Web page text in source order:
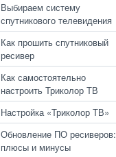
Выбираем систему
спутникового телевидения
Как прошить спутниковый
ресивер
Как самостоятельно
настроить Триколор ТВ
Настройка «Триколор ТВ»
Обновление ПО ресиверов:
плюсы и минусы